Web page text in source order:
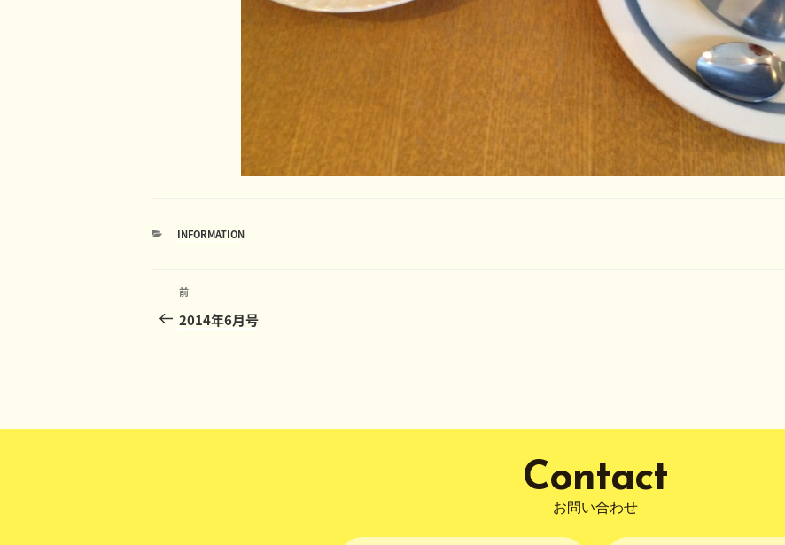
カ
ー
INFORMATION
稿
前
の
前
2014年6月号
Contact
お問い合わせ